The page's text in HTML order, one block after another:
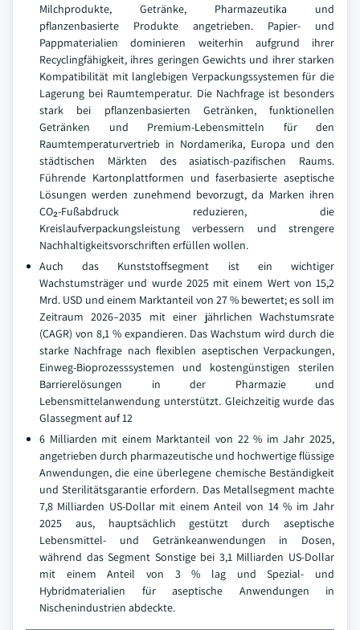
Milchprodukte, Getränke, Pharmazeutika und
pflanzenbasierte Produkte angetrieben. Papier- und
Pappmaterialien dominieren weiterhin aufgrund ihrer
Recyclingfähigkeit, ihres geringen Gewichts und ihrer starken
Kompatibilität mit langlebigen Verpackungssystemen für die
Lagerung bei Raumtemperatur. Die Nachfrage ist besonders
stark bei pflanzenbasierten Getränken, funktionellen
Getränken und Premium-Lebensmitteln für den
Raumtemperaturvertrieb in Nordamerika, Europa und den
städtischen Märkten des asiatisch-pazifischen Raums.
Führende Kartonplattformen und faserbasierte aseptische
Lösungen werden zunehmend bevorzugt, da Marken ihren
CO₂-Fußabdruck reduzieren, die
Kreislaufverpackungsleistung verbessern und strengere
Nachhaltigkeitsvorschriften erfüllen wollen.
Auch das Kunststoffsegment ist ein wichtiger
Wachstumsträger und wurde 2025 mit einem Wert von 15,2
Mrd. USD und einem Marktanteil von 27 % bewertet; es soll im
Zeitraum 2026–2035 mit einer jährlichen Wachstumsrate
(CAGR) von 8,1 % expandieren. Das Wachstum wird durch die
starke Nachfrage nach flexiblen aseptischen Verpackungen,
Einweg-Bioprozesssystemen und kostengünstigen sterilen
Barrierelösungen in der Pharmazie und
Lebensmittelanwendung unterstützt. Gleichzeitig wurde das
Glassegment auf 12
6 Milliarden mit einem Marktanteil von 22 % im Jahr 2025,
angetrieben durch pharmazeutische und hochwertige flüssige
Anwendungen, die eine überlegene chemische Beständigkeit
und Sterilitätsgarantie erfordern. Das Metallsegment machte
7,8 Milliarden US-Dollar mit einem Anteil von 14 % im Jahr
2025 aus, hauptsächlich gestützt durch aseptische
Lebensmittel- und Getränkeanwendungen in Dosen,
während das Segment Sonstige bei 3,1 Milliarden US-Dollar
mit einem Anteil von 3 % lag und Spezial- und
Hybridmaterialien für aseptische Anwendungen in
Nischenindustrien abdeckte.